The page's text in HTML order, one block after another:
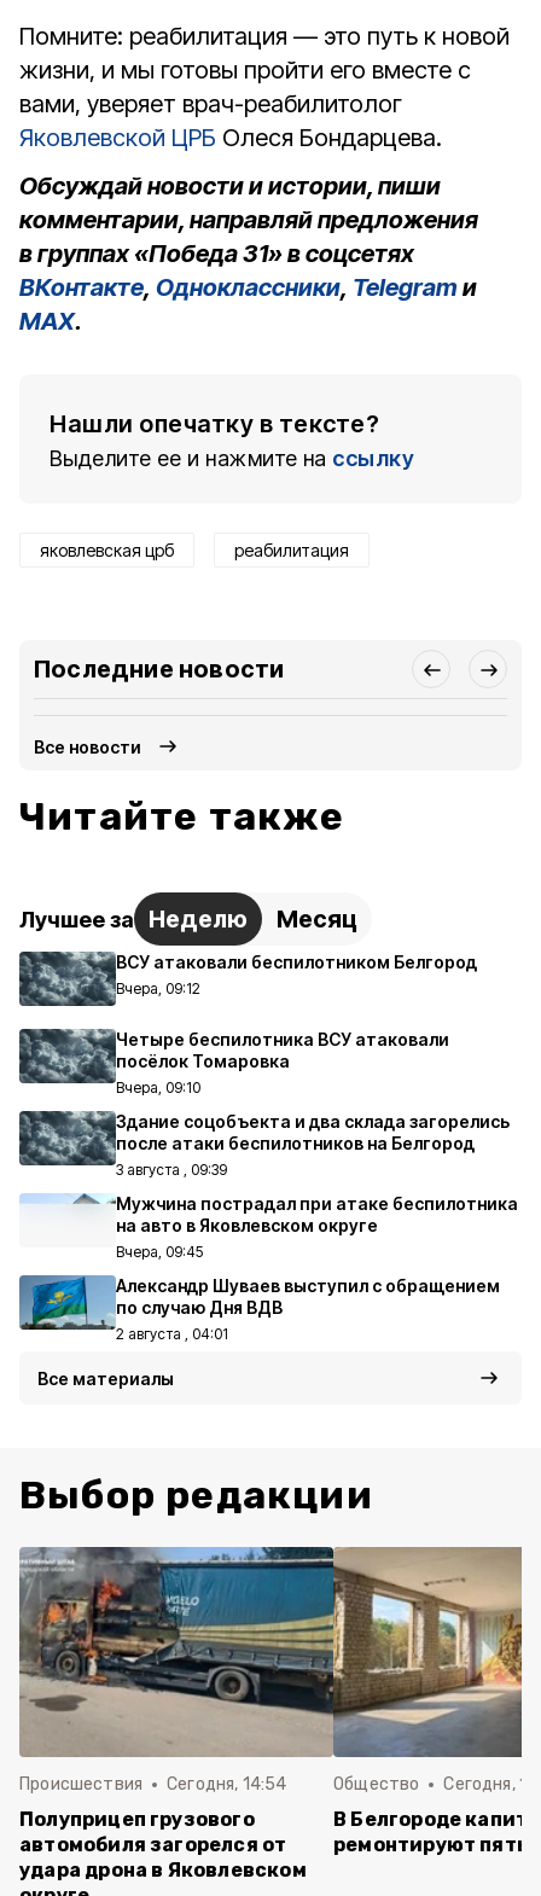
Помните: реабилитация — это путь к новой
жизни, и мы готовы пройти его вместе с
вами, уверяет врач-реабилитолог
Яковлевской ЦРБ Олеся Бондарцева.
Обсуждай новости и истории, пиши
комментарии, направляй предложения
в группах «Победа 31» в соцсетях
ВКонтакте, Одноклассники, Telegram и
MAX.
Нашли опечатку в тексте?
Выделите ее и нажмите на ссылку
яковлевская црб реабилитация
Последние новости
Все новости
Читайте также
Лучшее за Неделю Месяц
ВСУ атаковали беспилотником Белгород
Вчера, 09:12
Четыре беспилотника ВСУ атаковали
посёлок Томаровка
Вчера, 09:10
Здание соцобъекта и два склада загорелись
после атаки беспилотников на Белгород
3 августа , 09:39
Мужчина пострадал при атаке беспилотника
на авто в Яковлевском округе
Вчера, 09:45
Александр Шуваев выступил с обращением
по случаю Дня ВДВ
2 августа , 04:01
Все материалы
Выбор редакции
Происшествия Сегодня, 14:54
Полуприцеп грузового
автомобиля загорелся от
удара дрона в Яковлевском
Общество Сегодня,
В Белгороде
ремонтируют пять